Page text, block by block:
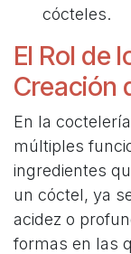
cócteles.
El Rol de
Creación
En la
múltiples
ingredientes
un cóctel, ya
acidez o
formas en las